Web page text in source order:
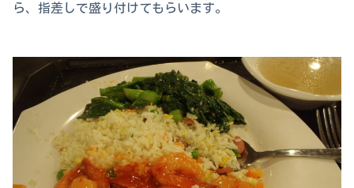
ら、指差しで盛り付けてもらいます。